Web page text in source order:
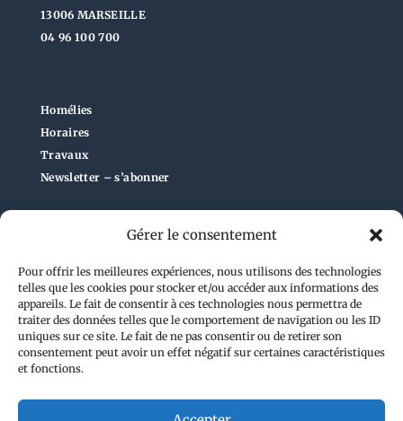
Gérer le consentement
Pour offrir les meilleures expériences, nous utilisons des technologies
telles que les cookies pour stocker et/ou accéder aux informations des
appareils. Le fait de consentir à ces technologies nous permettra de
traiter des données telles que le comportement de navigation ou les ID
uniques sur ce site. Le fait de ne pas consentir ou de retirer son
consentement peut avoir un effet négatif sur certaines caractéristiques
et fonctions.
13006 MARSEILLE
04 96 100 700
Homélies
Horaires
Travaux
Newsletter – s’abonner
Administration du site